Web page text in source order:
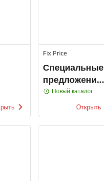
Fix Price
Специальные
предложения
Fix Price
Новый каталог
Открыть